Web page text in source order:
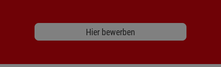
Hier bewerben